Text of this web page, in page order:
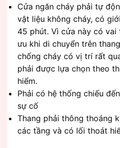
Cửa ngăn cháy phải tự
vật liệu không cháy, có
45 phút. Vì cửa này có
ưu khi di chuyển trên
chống cháy có vị trí rất
phải được lựa chọn theo
hiểm.
Phải có hệ thống chiếu
sự cố
Thang phải thông thoáng
các tầng và có lối thoát